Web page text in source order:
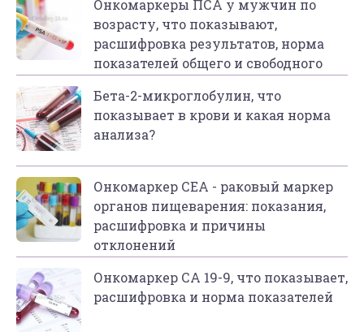
Онкомаркеры ПСА у мужчин по
возрасту, что показывают,
расшифровка результатов, норма
показателей общего и свободного
ПСА
Бета-2-микроглобулин, что
показывает в крови и какая норма
анализа?
Онкомаркер СЕА - раковый маркер
органов пищеварения: показания,
расшифровка и причины
отклонений
Онкомаркер СА 19-9, что показывает,
расшифровка и норма показателей